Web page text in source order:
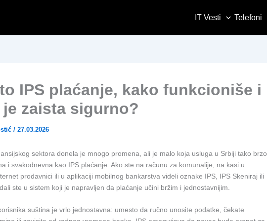
IT Vesti Telefoni
IPS plaćanje, kako funkcioniše i
zaista sigurno?
/ 27.03.2026
sektora donela je mnogo promena, ali je malo koja usluga u Srbiji tako brzo
i svakodnevna kao IPS plaćanje. Ako ste na računu za komunalije, na kasi u
prodavnici ili u aplikaciji mobilnog bankarstva videli oznake IPS, IPS Skeniraj ili
ste u sistem koji je napravljen da plaćanje učini bržim i jednostavnijim.
suština je vrlo jednostavna: umesto da ručno unosite podatke, čekate